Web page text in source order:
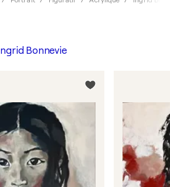
Ingrid Bonnevie